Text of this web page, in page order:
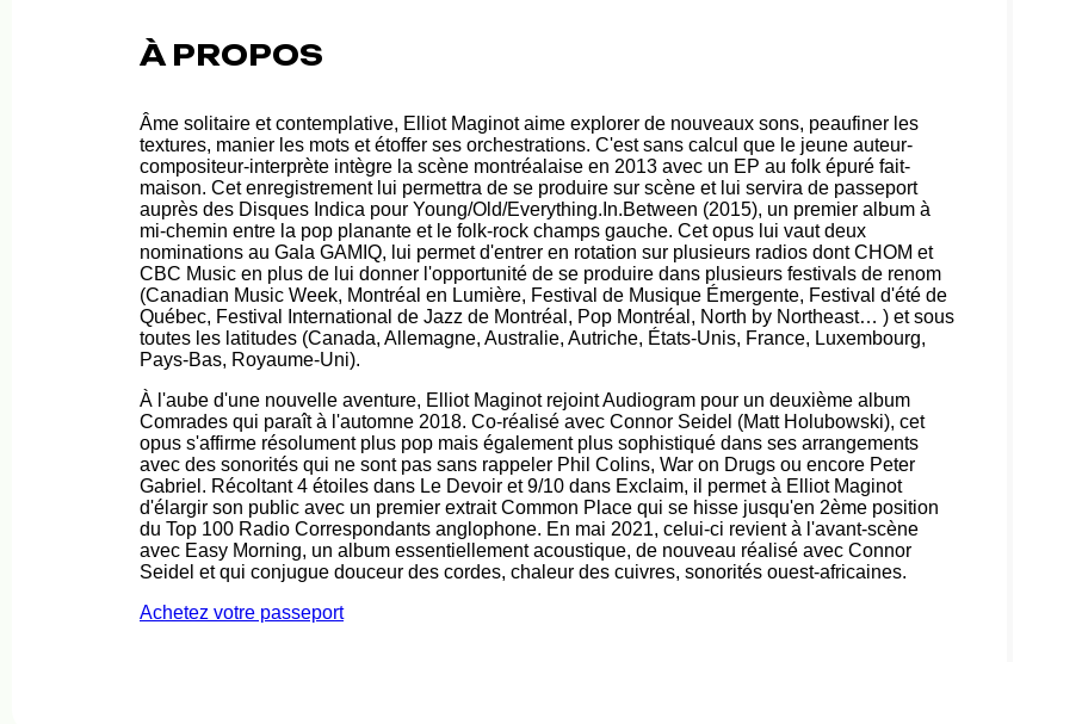
À PROPOS
Âme solitaire et contemplative, Elliot Maginot aime explorer de nouveaux sons, peaufiner les
textures, manier les mots et étoffer ses orchestrations. C'est sans calcul que le jeune auteur-
compositeur-interprète intègre la scène montréalaise en 2013 avec un EP au folk épuré fait-
maison. Cet enregistrement lui permettra de se produire sur scène et lui servira de passeport
auprès des Disques Indica pour Young/Old/Everything.In.Between (2015), un premier album à
mi-chemin entre la pop planante et le folk-rock champs gauche. Cet opus lui vaut deux
nominations au Gala GAMIQ, lui permet d'entrer en rotation sur plusieurs radios dont CHOM et
CBC Music en plus de lui donner l'opportunité de se produire dans plusieurs festivals de renom
(Canadian Music Week, Montréal en Lumière, Festival de Musique Émergente, Festival d'été de
Québec, Festival International de Jazz de Montréal, Pop Montréal, North by Northeast… ) et sous
toutes les latitudes (Canada, Allemagne, Australie, Autriche, États-Unis, France, Luxembourg,
Pays-Bas, Royaume-Uni).
À l'aube d'une nouvelle aventure, Elliot Maginot rejoint Audiogram pour un deuxième album
Comrades qui paraît à l'automne 2018. Co-réalisé avec Connor Seidel (Matt Holubowski), cet
opus s'affirme résolument plus pop mais également plus sophistiqué dans ses arrangements
avec des sonorités qui ne sont pas sans rappeler Phil Colins, War on Drugs ou encore Peter
Gabriel. Récoltant 4 étoiles dans Le Devoir et 9/10 dans Exclaim, il permet à Elliot Maginot
d'élargir son public avec un premier extrait Common Place qui se hisse jusqu'en 2ème position
du Top 100 Radio Correspondants anglophone. En mai 2021, celui-ci revient à l'avant-scène
avec Easy Morning, un album essentiellement acoustique, de nouveau réalisé avec Connor
Seidel et qui conjugue douceur des cordes, chaleur des cuivres, sonorités ouest-africaines.
Achetez votre passeport